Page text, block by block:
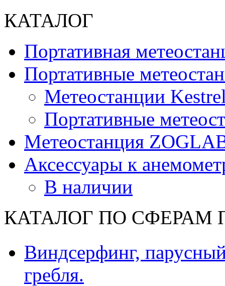
КАТАЛОГ
Портативная
Портативные
Метеостанции
Портативные
Mетеостанция
Аксессуары к
В наличии
КАТАЛОГ ПО СФЕРАМ
Виндсерфинг,
гребля.